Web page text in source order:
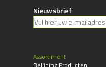
Nieuwsbrief
Assortiment